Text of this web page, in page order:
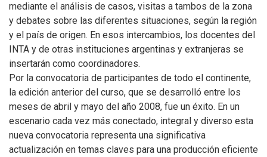
mediante el análisis de casos, visitas a tambos de la zona
y debates sobre las diferentes situaciones, según la región
y el país de origen. En esos intercambios, los docentes del
INTA y de otras instituciones argentinas y extranjeras se
insertarán como coordinadores.
Por la convocatoria de participantes de todo el continente,
la edición anterior del curso, que se desarrolló entre los
meses de abril y mayo del año 2008, fue un éxito. En un
escenario cada vez más conectado, integral y diverso esta
nueva convocatoria representa una significativa
actualización en temas claves para una producción eficiente